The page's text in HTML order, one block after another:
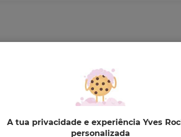
-13% NOVO -10%
A tua privacidade e experiência Yves
personalizada